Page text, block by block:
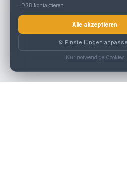
· DSB kontaktieren
Alle akzeptieren
⚙️ Einstellungen
Nur notwendige Cookies